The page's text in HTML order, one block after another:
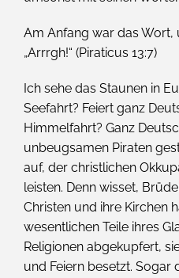
Am Anfang war das Wort,
„Arrrgh!“ (Piraticus 13:7)
Ich sehe das Staunen in
Seefahrt? Feiert ganz
Himmelfahrt? Ganz
unbeugsamen Piraten
auf, der christlichen
leisten. Denn wisset,
Christen und ihre Kirchen
wesentlichen Teile ihres
Religionen abgekupfert,
und Feiern besetzt. Sogar